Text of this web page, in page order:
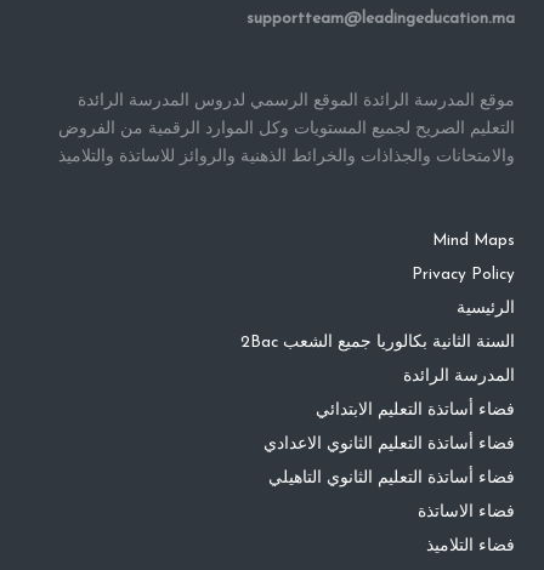
supportteam@leadingeducation.ma
موقع المدرسة الرائدة الموقع الرسمي لدروس المدرسة الرائدة
التعليم الصريح لجميع المستويات وكل الموارد الرقمية من الفروض
والامتحانات والجذاذات والخرائط الذهنية والروائز للاساتذة والتلاميذ
Mind Maps
Privacy Policy
الرئيسية
السنة الثانية بكالوريا جميع الشعب 2Bac
المدرسة الرائدة
فضاء أساتذة التعليم الابتدائي
فضاء أساتذة التعليم الثانوي الاعدادي
فضاء أساتذة التعليم الثانوي التاهيلي
فضاء الاساتذة
فضاء التلاميذ